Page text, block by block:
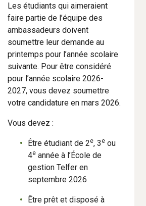
Les étudiants qui aimeraient
faire partie de l’équipe des
ambassadeurs doivent
soumettre leur demande au
printemps pour l’année scolaire
suivante. Pour être considéré
pour l’année scolaire 2026-
2027, vous devez soumettre
votre candidature en mars 2026.
Vous devez :
Être étudiant de 2e, 3 e ou
4e année à l’École de
gestion Telfer en
septembre 2026
Être prêt et disposé à